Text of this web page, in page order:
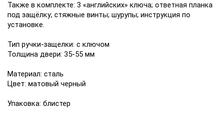
Также в комплекте: 3 «английских» ключа; ответная планка
под защёлку; стяжные винты; шурупы; инструкция по
установке.
Тип ручки-защелки: с ключом
Толщина двери: 35-55 мм
Материал: сталь
Цвет: матовый черный
Упаковка: блистер